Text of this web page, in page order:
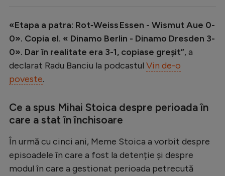
«Etapa a patra: Rot‑Weiss Essen - Wismut Aue 0-
0». Copia el. « Dinamo Berlin - Dinamo Dresden 3-
0». Dar în realitate era 3-1, copiase greșit”, a
declarat Radu Banciu la podcastul Vin de-o
poveste.
Ce a spus Mihai Stoica despre perioada în
care a stat în închisoare
În urmă cu cinci ani, Meme Stoica a vorbit despre
episoadele în care a fost la detenție și despre
modul în care a gestionat perioada petrecută